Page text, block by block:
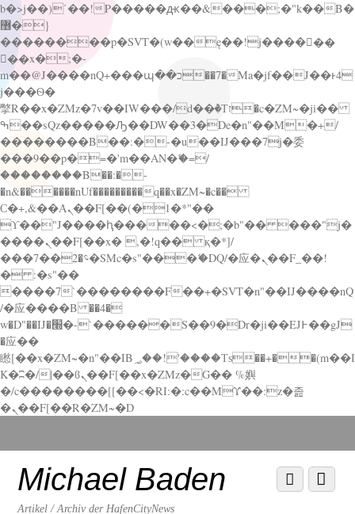
b�>j��)΄��!P�����ԫ��&���;�"k��B�
޶�}
��������p�SVT�(w��ę��!j������
��x�;�-
m��@J����nQ+���պ��כ��7�Ma�jf��J��ͱ4
j���Ѳ�
撆R��x�ZMz�7v��IW���/d��ٞ�Тז�c�ZM~�ji��
ߒ��sQz�����Ԡ��DW��3�De�n"��M�+/
��������B��:�-�u��IJ���7j�委
���9��p�=�'m��AN�ޭ�=/
��������B��:�-
�n&������nUf���������q��x�ZM~�c��
Ϲ�+,&��Ὰܢ��F[��(�1�*"��
ϒ��"J����ԧ�����<�;�b"�� ���"j�
����ܢ��F[��x� ,�!q�� қ�*]/
���؝�2��7�SMc�s"���ޭ�DQ/�应�ܢ��F_��!
� :�s"��
����7`��������F��+�SVT�n"��IJ����nQ
/�应����B ��4�
w�D"��IJ�׭�-`������S��9�Dr�ji��EJ߅��gJ
�应��
矁[��x�ZM~�n"��IB؃��!'����Тѕ��+��(m��I
K�ʭ�/|��ϐܢ��F[��x�ZMz�G�� %嬩
�/c��������[[��<�RI:�:c��MΎ��:z�졾
�ܢ��F[��R�ZM~�D
down
contentMichael Baden
Artikel / Archiv der HafenCityNews
Menu
Scroll
down